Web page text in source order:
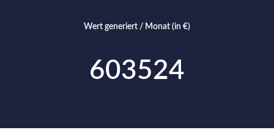
Wert generiert / Monat (in €)
603524